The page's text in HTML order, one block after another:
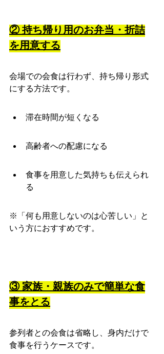
② 持ち帰り用のお弁当・折詰
を用意する
会場での会食は行わず、持ち帰り形式
にする方法です。
滞在時間が短くなる
高齢者への配慮になる
食事を用意した気持ちも伝えられ
る
※「何も用意しないのは心苦しい」と
いう方におすすめです。
③ 家族・親族のみで簡単な食
事をとる
参列者との会食は省略し、身内だけで
食事を行うケースです。